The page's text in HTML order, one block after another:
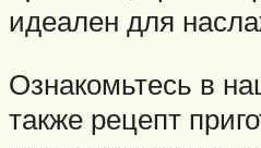
идеален для
Ознакомьтесь в
также рецепт